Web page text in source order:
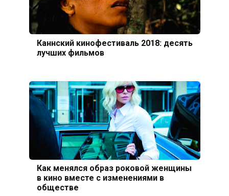
Каннский кинофестиваль 2018: десять
лучших фильмов
Как менялся образ роковой женщины
в кино вместе с изменениями в
обществе